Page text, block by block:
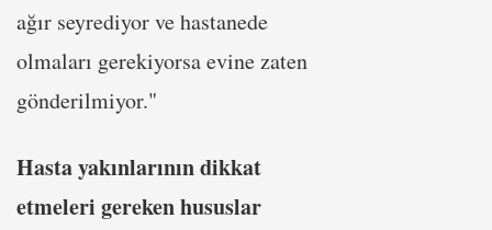
ağır seyrediyor ve hastanede
olmaları gerekiyorsa evine zaten
gönderilmiyor."
Hasta yakınlarının dikkat
etmeleri gereken hususlar